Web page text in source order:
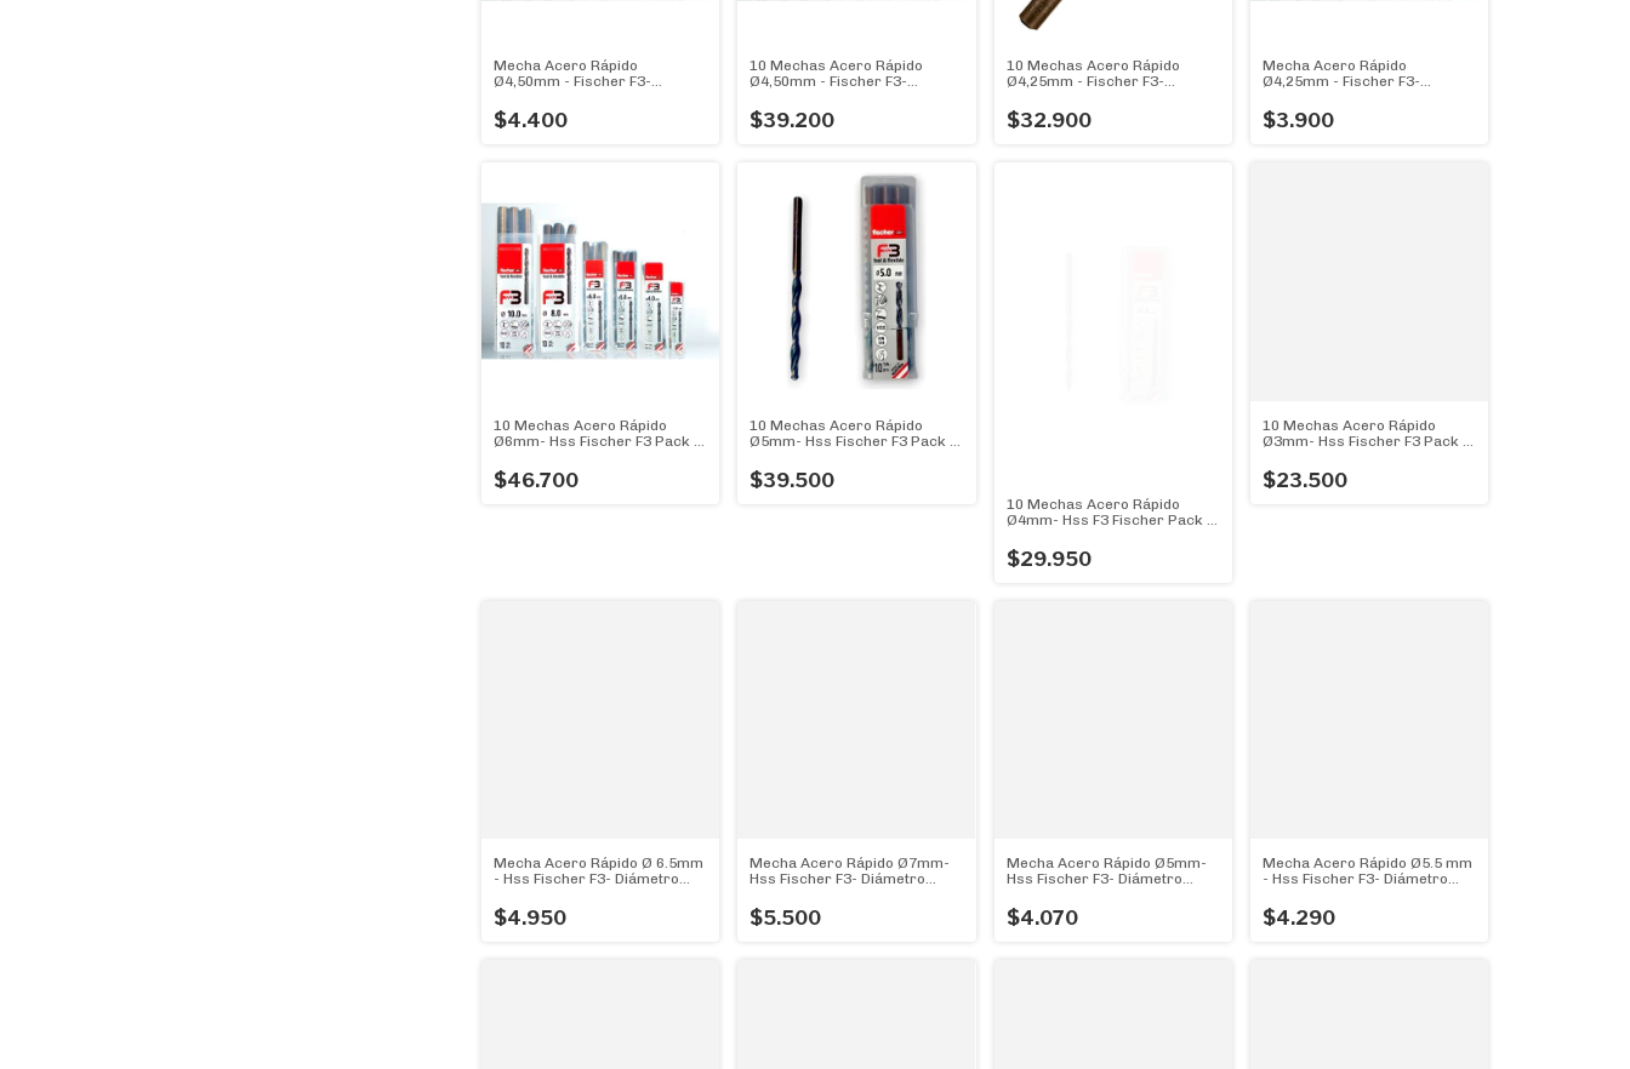
Mecha Acero Rápido
Ø4,50mm - Fischer F3-
$4.400
10 Mechas Acero Rápido
Ø4,50mm - Fischer F3-
$39.200
10 Mechas Acero Rápido
Ø4,25mm - Fischer F3-
$32.900
Mecha Acero Rápido
Ø4,25mm - Fischer F3-
$3.900
10 Mechas Acero Rápido
Ø6mm- Hss Fischer F3 Pack X
$46.700
10 Mechas Acero Rápido
Ø5mm- Hss Fischer F3 Pack X
$39.500
10 Mechas Acero Rápido
Ø4mm- Hss F3 Fischer Pack X
$29.950
10 Mechas Acero Rápido
Ø3mm- Hss Fischer F3 Pack X
$23.500
Mecha Acero Rápido Ø 6.5mm
- Hss Fischer F3- Diámetro
$4.950
Mecha Acero Rápido Ø7mm-
Hss Fischer F3- Diámetro
$5.500
Mecha Acero Rápido Ø5mm-
Hss Fischer F3- Diámetro
$4.070
Mecha Acero Rápido Ø5.5 mm
- Hss Fischer F3- Diámetro
$4.290